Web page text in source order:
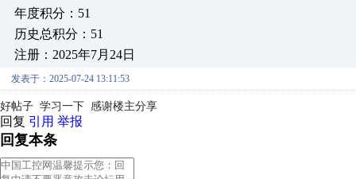
年度积分：51
历史总积分：51
注册：2025年7月24日
发表于：2025-07-24 13:11:53
好帖子 学习一下 感谢楼主分享
回复 引用 举报
回复本条